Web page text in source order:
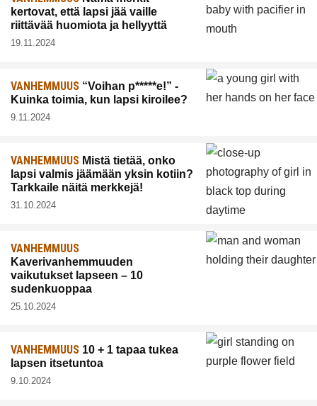
kertovat, että lapsi jää vaille
riittävää huomiota ja hellyyttä
19.11.2024
VANHEMMUUS “Voihan p*****e!” -
Kuinka toimia, kun lapsi kiroilee?
9.11.2024
VANHEMMUUS Mistä tietää, onko
lapsi valmis jäämään yksin kotiin?
Tarkkaile näitä merkkejä!
31.10.2024
VANHEMMUUS
Kaverivanhemmuuden
vaikutukset lapseen – 10
sudenkuoppaa
25.10.2024
VANHEMMUUS 10 + 1 tapaa tukea
lapsen itsetuntoa
9.10.2024